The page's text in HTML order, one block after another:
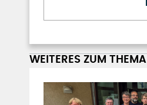
WEITERES ZUM THEMA